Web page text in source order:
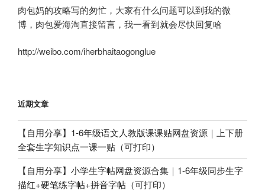
肉包妈的攻略写的匆忙，大家有什么问题可以到我的微
博，肉包爱海淘直接留言，我一看到就会尽快回复哈
http://weibo.com/iherbhaitaogonglue
近期文章
【自用分享】1-6年级语文人教版课课贴网盘资源｜上下册
全套生字知识点一课一贴（可打印）
【自用分享】小学生字帖网盘资源合集｜1-6年级同步生字
描红+硬笔练字帖+拼音字帖（可打印）